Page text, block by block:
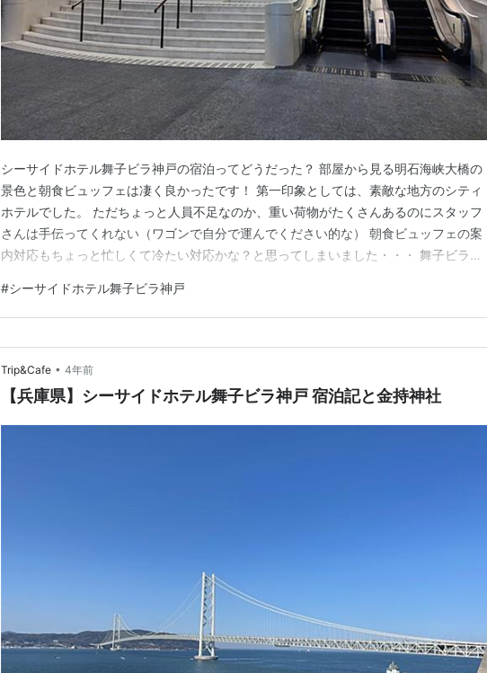
シーサイドホテル舞子ビラ神戸の宿泊ってどうだった？ 部屋から見る明石海峡大橋の
景色と朝食ビュッフェは凄く良かったです！ 第一印象としては、素敵な地方のシティ
ホテルでした。 ただちょっと人員不足なのか、重い荷物がたくさんあるのにスタッフ
さんは手伝ってくれない（ワゴンで自分で運んでください的な） 朝食ビュッフェの案
内対応もちょっと忙しくて冷たい対応かな？と思ってしまいました・・・ 舞子ビラの
レポートいたします！ エントランスは高級感漂う・・ シーサイドホテル舞子ビラ神戸
を予約するなら楽天トラベル！/ ５と０のつく日に予約…
#シーサイドホテル舞子ビラ神戸
Trip&Cafe • 4年前
【兵庫県】シーサイドホテル舞子ビラ神戸 宿泊記と金持神社